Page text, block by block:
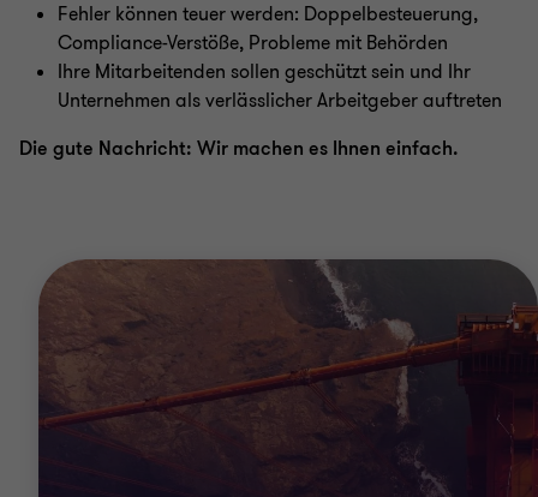
Accounting & Tax Compliance Services
Payroll & People Advisory Services
Tax Technology Services
Berater:innen für Berater:innen
Fehler können teuer werden: Doppelbesteuerung,
Compliance-Verstöße, Probleme mit Behörden
Ihre Mitarbeitenden sollen geschützt sein und Ihr
Unternehmen als verlässlicher Arbeitgeber auftreten
Die gute Nachricht: Wir machen es Ihnen einfach.